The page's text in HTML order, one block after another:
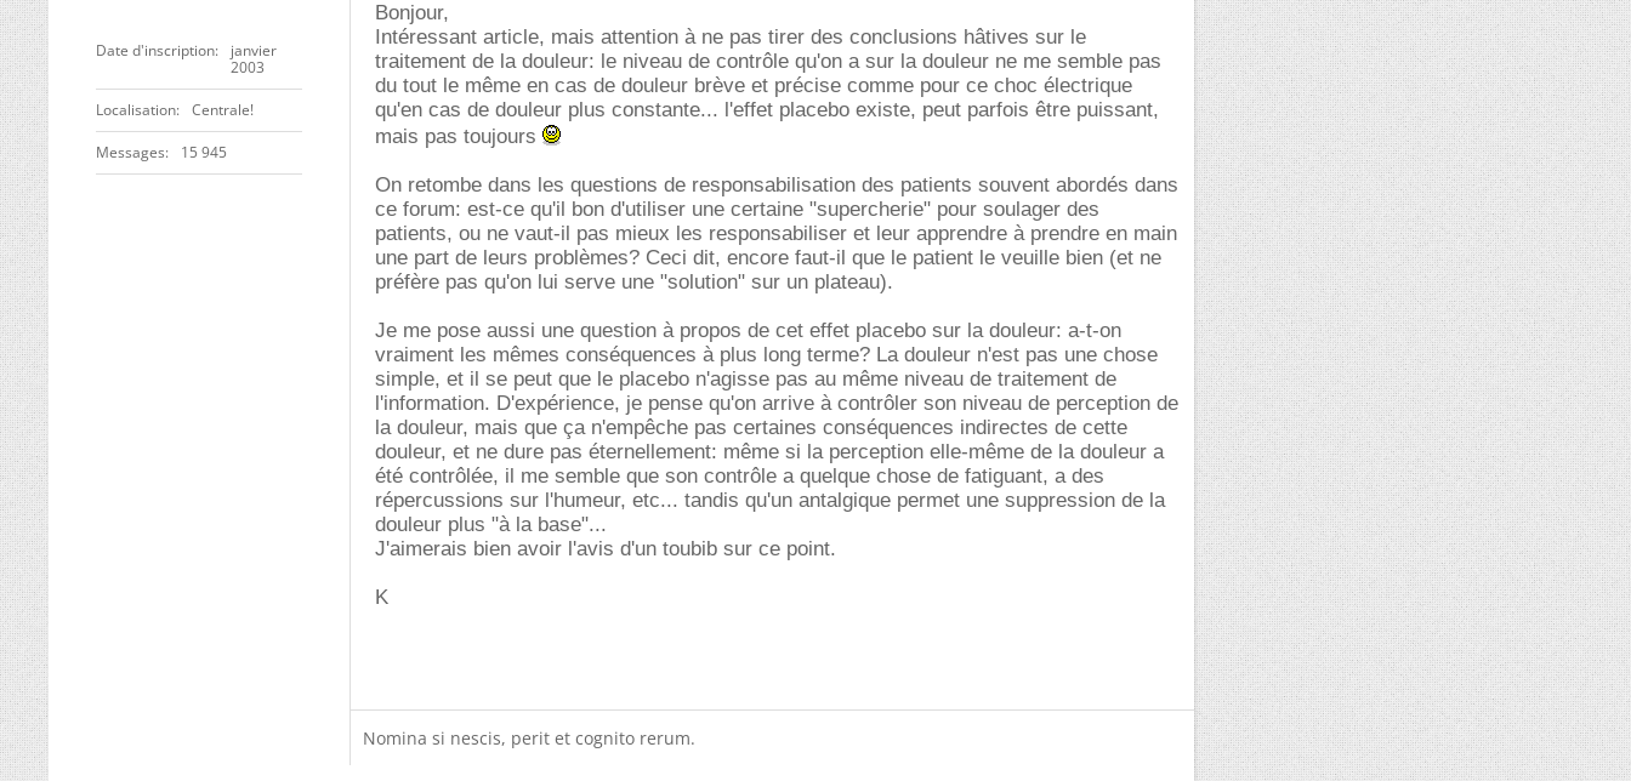
Date d'inscription
janvier
2003
Localisation Centrale!
Messages 15 945
Bonjour,
Intéressant article, mais attention à ne pas tirer des conclusions hâtives sur le
traitement de la douleur: le niveau de contrôle qu'on a sur la douleur ne me semble pas
du tout le même en cas de douleur brève et précise comme pour ce choc électrique
qu'en cas de douleur plus constante... l'effet placebo existe, peut parfois être puissant,
mais pas toujours
On retombe dans les questions de responsabilisation des patients souvent abordés dans
ce forum: est-ce qu'il bon d'utiliser une certaine "supercherie" pour soulager des
patients, ou ne vaut-il pas mieux les responsabiliser et leur apprendre à prendre en main
une part de leurs problèmes? Ceci dit, encore faut-il que le patient le veuille bien (et ne
préfère pas qu'on lui serve une "solution" sur un plateau).
Je me pose aussi une question à propos de cet effet placebo sur la douleur: a-t-on
vraiment les mêmes conséquences à plus long terme? La douleur n'est pas une chose
simple, et il se peut que le placebo n'agisse pas au même niveau de traitement de
l'information. D'expérience, je pense qu'on arrive à contrôler son niveau de perception de
la douleur, mais que ça n'empêche pas certaines conséquences indirectes de cette
douleur, et ne dure pas éternellement: même si la perception elle-même de la douleur a
été contrôlée, il me semble que son contrôle a quelque chose de fatiguant, a des
répercussions sur l'humeur, etc... tandis qu'un antalgique permet une suppression de la
douleur plus "à la base"...
J'aimerais bien avoir l'avis d'un toubib sur ce point.
K
Nomina si nescis, perit et cognito rerum.